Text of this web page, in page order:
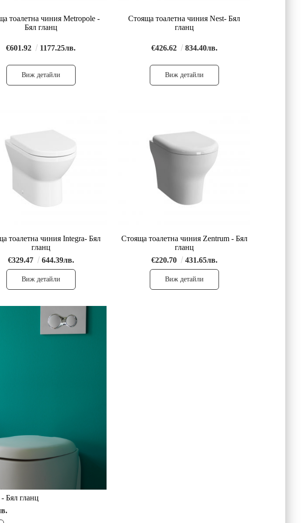
тоалетна чиния Metropole -
Бял гланц
€601.92 1177.25лв.
Виж детайли
Стояща тоалетна чиния Nest- Бял
гланц
€426.62 834.40лв.
Виж детайли
тоалетна чиния Integra- Бял
гланц
€329.47
644.39лв.
Виж детайли
Стояща тоалетна чиния Zentrum - Бял
гланц
€220.70
431.65лв.
Виж детайли
Бял гланц